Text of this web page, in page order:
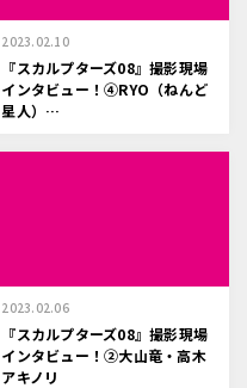
2023.02.10
『スカルプターズ08』撮影現場
インタビュー！④RYO（ねんど
星人）…
2023.02.06
『スカルプターズ08』撮影現場
インタビュー！②大山竜・高木
アキノリ